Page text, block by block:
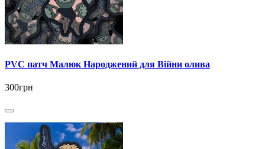
PVC патч Малюк Народжений для Війни олива
300грн